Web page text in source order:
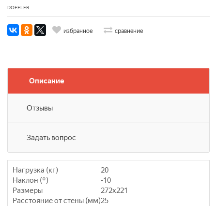
DOFFLER
избранное сравнение
Описание
Отзывы
Задать вопрос
Нагрузка (кг)
20
Наклон (°)
-10
Размеры
272х221
Расстояние от стены (мм)25